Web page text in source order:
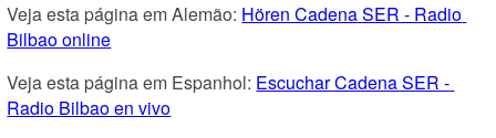
Veja esta página em Alemão: Hören Cadena SER - Radio
Bilbao online
Veja esta página em Espanhol: Escuchar Cadena SER -
Radio Bilbao en vivo